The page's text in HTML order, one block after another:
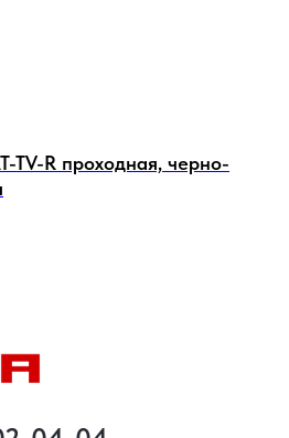
TV-R проходная, черно-